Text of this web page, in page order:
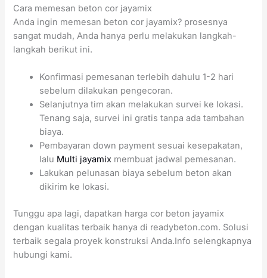
Cara memesan beton cor jayamix
Anda ingin memesan beton cor jayamix? prosesnya
sangat mudah, Anda hanya perlu melakukan langkah-
langkah berikut ini.
Konfirmasi pemesanan terlebih dahulu 1-2 hari
sebelum dilakukan pengecoran.
Selanjutnya tim akan melakukan survei ke lokasi.
Tenang saja, survei ini gratis tanpa ada tambahan
biaya.
Pembayaran down payment sesuai kesepakatan,
lalu Multi jayamix membuat jadwal pemesanan.
Lakukan pelunasan biaya sebelum beton akan
dikirim ke lokasi.
Tunggu apa lagi, dapatkan harga cor beton jayamix
dengan kualitas terbaik hanya di readybeton.com. Solusi
terbaik segala proyek konstruksi Anda.Info selengkapnya
hubungi kami.